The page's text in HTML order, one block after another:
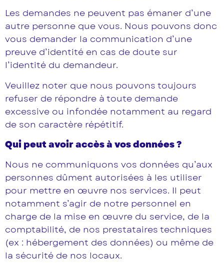
Les demandes ne peuvent pas émaner d’une
autre personne que vous. Nous pouvons donc
vous demander la communication d’une
preuve d’identité en cas de doute sur
l’identité du demandeur.
Veuillez noter que nous pouvons toujours
refuser de répondre à toute demande
excessive ou infondée notamment au regard
de son caractère répétitif.
Qui peut avoir accès à vos données ?
Nous ne communiquons vos données qu’aux
personnes dûment autorisées à les utiliser
pour mettre en œuvre nos services. Il peut
notamment s’agir de notre personnel en
charge de la mise en œuvre du service, de la
comptabilité, de nos prestataires techniques
(ex : hébergement des données) ou même de
la sécurité de nos locaux.